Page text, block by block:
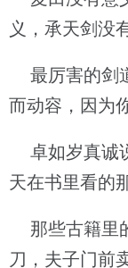
义，承天剑没
最厉害的剑
而动容，因为
卓如岁真诚
天在书里看的
那些古籍里
刀，夫子门前